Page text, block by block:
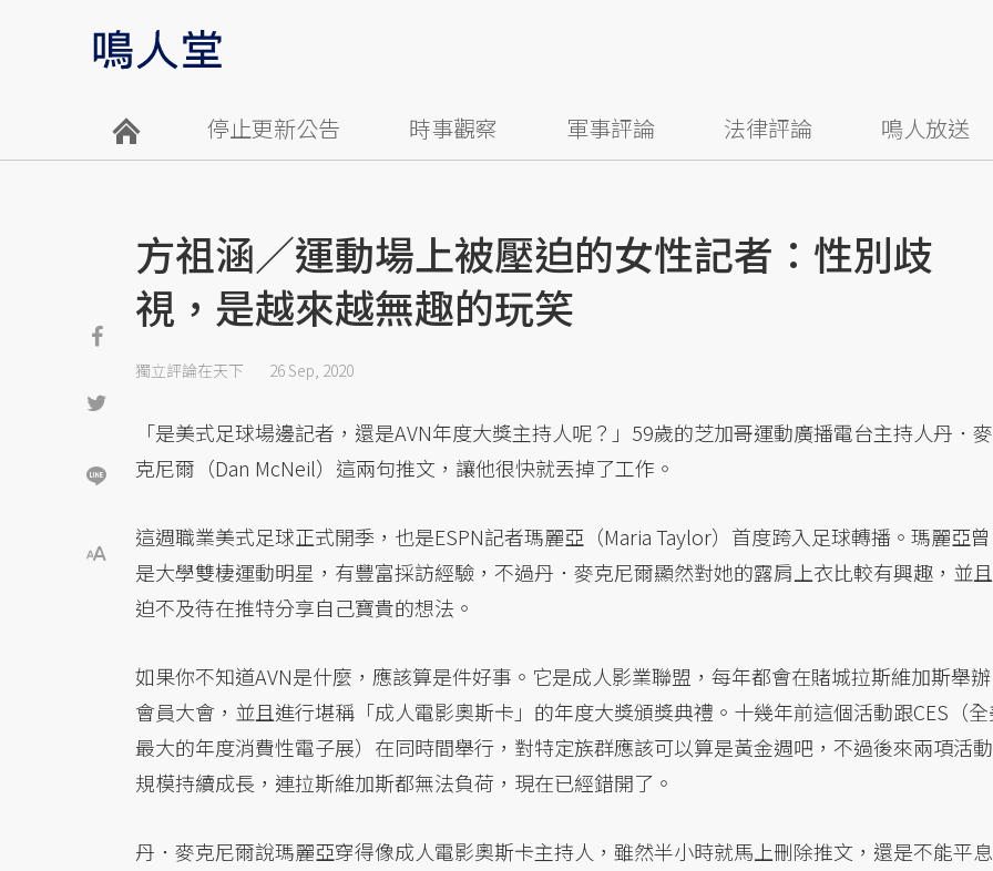
停止更新公告 時事觀察 軍事評論 法律評論 鳴人放送
方祖涵／運動場上被壓迫的女性記者：性別歧
視，是越來越無趣的玩笑
獨立評論在天下 26 Sep, 2020
「是美式足球場邊記者，還是AVN年度大獎主持人呢？」59歲的芝加哥運動廣播電台主持人丹．麥
克尼爾（Dan McNeil）這兩句推文，讓他很快就丟掉了工作。
這週職業美式足球正式開季，也是ESPN記者瑪麗亞（Maria Taylor）首度跨入足球轉播。瑪麗亞曾
是大學雙棲運動明星，有豐富採訪經驗，不過丹．麥克尼爾顯然對她的露肩上衣比較有興趣，並且
迫不及待在推特分享自己寶貴的想法。
如果你不知道AVN是什麼，應該算是件好事。它是成人影業聯盟，每年都會在賭城拉斯維加斯舉辦
會員大會，並且進行堪稱「成人電影奧斯卡」的年度大獎頒獎典禮。十幾年前這個活動跟CES（
最大的年度消費性電子展）在同時間舉行，對特定族群應該可以算是黃金週吧，不過後來兩項活動
規模持續成長，連拉斯維加斯都無法負荷，現在已經錯開了。
丹．麥克尼爾說瑪麗亞穿得像成人電影奧斯卡主持人，雖然半小時就馬上刪除推文，還是不能平息